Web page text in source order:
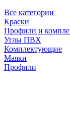
Все категории
Краски
Профили и
Углы ПВХ
Комплектующие
Маяки
Профили